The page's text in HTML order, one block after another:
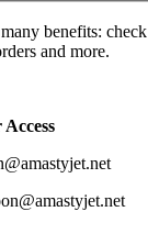
benefits:
and more.